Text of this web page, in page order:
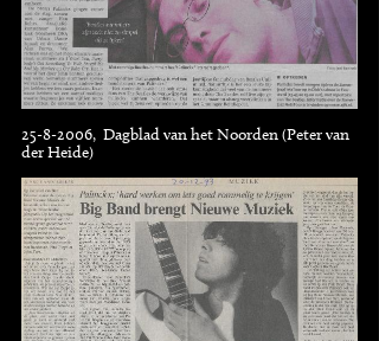
25-8-2006, Dagblad van het Noorden (Peter van
der Heide)